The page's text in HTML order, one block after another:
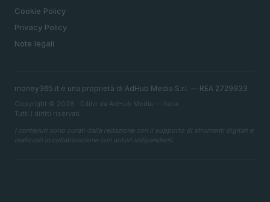
Cookie Policy
Privacy Policy
Note legali
money365.it è una proprietà di AdHub Media S.r.l. — REA 2729933
Copyright © 2026 · Edito da AdHub Media — Italia
Tutti i diritti riservati
I contenuti sono curati dalla redazione con il supporto di strumenti digitali e
realizzati in collaborazione con autori indipendenti.